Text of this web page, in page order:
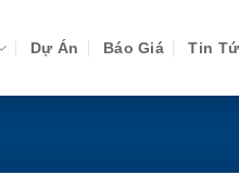
Dự Án Báo Giá Tin